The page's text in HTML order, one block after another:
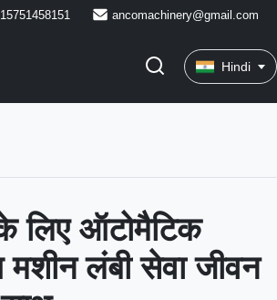
ancomachinery@gmail.com
Hindi
के लिए ऑटोमैटिक
लंबी सेवा जीवन